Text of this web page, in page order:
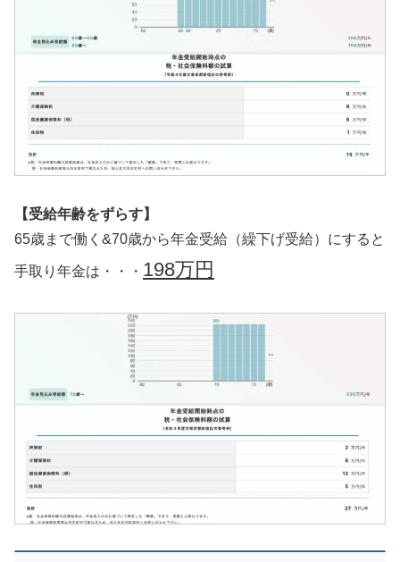
【受給年齢をずらす】
65歳まで働く&70歳から年金受給（繰下げ受給）にすると
手取り年金は・・・ 198万円